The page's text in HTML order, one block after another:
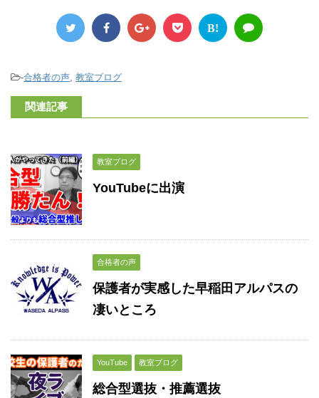
B!
-合格者の声 教室ブログ
関連記事
教室ブログ
YouTubeに出演
合格者の声
保護者が実感した早稲田アルパスの
凄いところ
YouTube 教室ブログ
総合型選抜・推薦選抜